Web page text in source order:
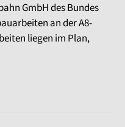
GmbH des Bundes
an der A8-
liegen im Plan,